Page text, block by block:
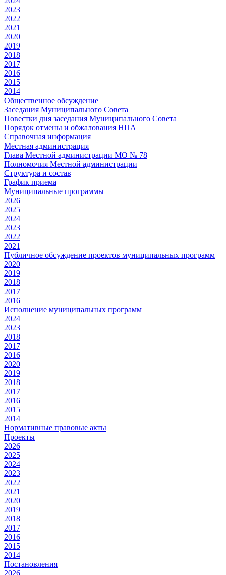
2023
2022
2021
2020
2019
2018
2017
2016
2015
2014
Общественное обсуждение
Заседания Муниципального Совета
Повестки дня заседания Муниципального Совета
Порядок отмены и обжалования НПА
Справочная информация
Местная администрация
Глава Местной администрации МО № 78
Полномочия Местной администрации
Cтруктура и состав
График приема
Муниципальные программы
2026
2025
2024
2023
2022
2021
Публичное обсуждение проектов муниципальных программ
2020
2019
2018
2017
2016
Исполнение муниципальных программ
2024
2023
2018
2017
2016
2020
2019
2018
2017
2016
2015
2014
Нормативные правовые акты
Проекты
2026
2025
2024
2023
2022
2021
2020
2019
2018
2017
2016
2015
2014
Постановления
2026